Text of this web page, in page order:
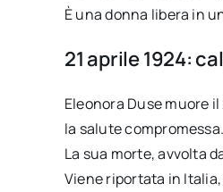
È una donna libera in
21 aprile 1924:
Eleonora Duse muore
la salute compromessa.
La sua morte, avvolta
Viene riportata in